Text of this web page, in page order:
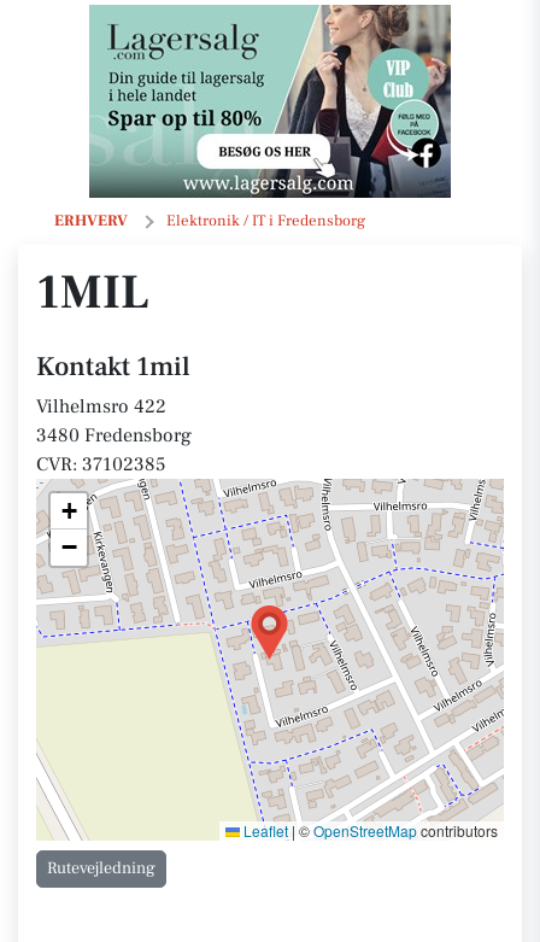
ERHVERV Elektronik / IT i Fredensborg
1mil
1MIL
Kontakt 1mil
Vilhelmsro 422
3480 Fredensborg
CVR: 37102385
+
−
Leaflet | ©OpenStreetMapcontributors
Rutevejledning